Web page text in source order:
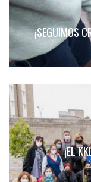
¡SEGUIMOS
¡EL